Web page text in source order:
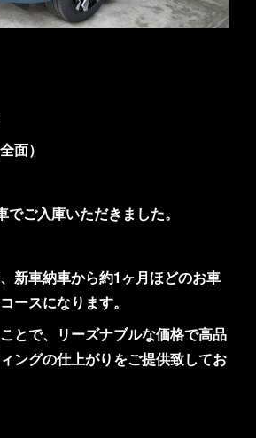
面）
ご入庫いただきました。
新車納車から約1ヶ月ほどのお車
ースになります。
とで、リーズナブルな価格で高品
ングの仕上がりをご提供致してお